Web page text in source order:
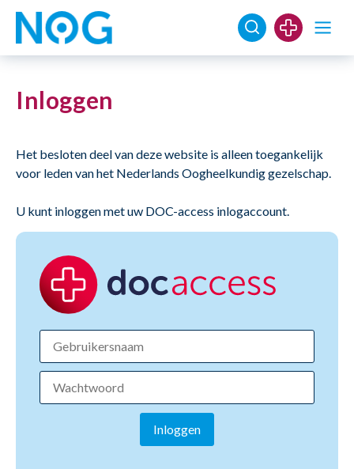
Inloggen
Het besloten deel van deze website is alleen toegankelijk
voor leden van het Nederlands Oogheelkundig gezelschap.
U kunt inloggen met uw DOC-access inlogaccount.
Inloggen